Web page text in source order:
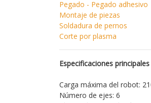
Pegado - Pegado adhesivo
Montaje de piezas
Soldadura de pernos
Corte por plasma
Especificaciones principales
Carga máxima del robot:
Número de ejes: 6